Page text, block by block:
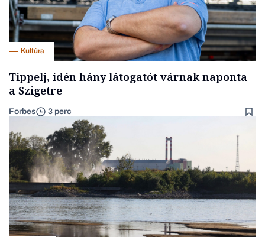
Kultúra
Tippelj, idén hány látogatót várnak naponta
a Szigetre
Forbes 3 perc